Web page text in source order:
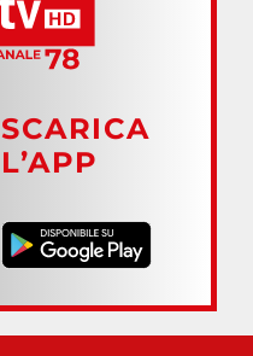
SCARICA
L’APP